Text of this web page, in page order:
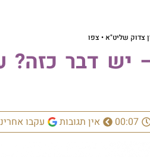
צדוק שליט"א • צפו
יש דבר כזה?
00:07 אין תגובות עקבו